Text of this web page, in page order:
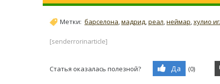
Метки: барселона,мадрид,реал,неймар,хулио
[senderrorinarticle]
Статья оказалась полезной? Да (0)